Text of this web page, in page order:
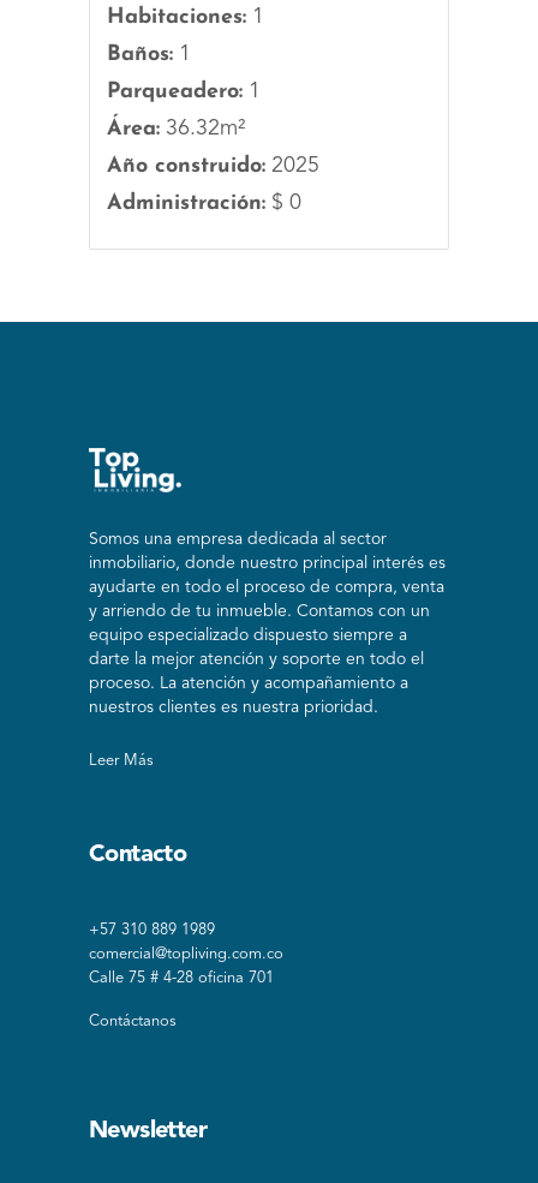
Habitaciones: 1
Baños: 1
Parqueadero: 1
Área: 36.32m²
Año construido: 2025
Administración: $ 0
Somos una empresa dedicada al sector
inmobiliario, donde nuestro principal interés es
ayudarte en todo el proceso de compra, venta
y arriendo de tu inmueble. Contamos con un
equipo especializado dispuesto siempre a
darte la mejor atención y soporte en todo el
proceso. La atención y acompañamiento a
nuestros clientes es nuestra prioridad.
Leer Más
Contacto
+57 310 889 1989
comercial@topliving.com.co
Calle 75 # 4-28 oficina 701
Contáctanos
Newsletter